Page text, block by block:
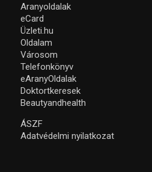
Aranyoldalak
eCard
Üzleti.hu
Oldalam
Városom
Telefonkönyv
eAranyOldalak
Doktortkeresek
Beautyandhealth
ÁSZF
Adatvédelmi nyilatkozat